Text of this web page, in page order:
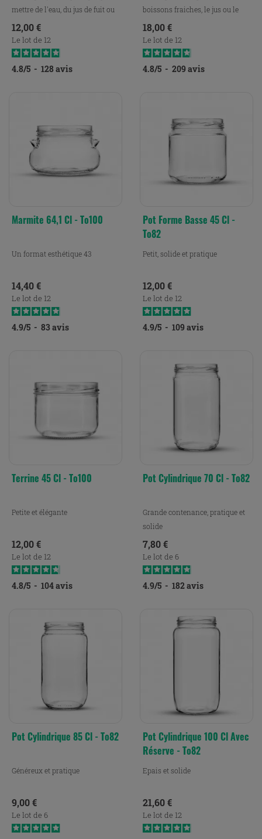
mettre de l'eau, du jus de fuit ou
du lait.
Prix
12,00 €
Le lot de 12
4.8/5 - 128 avis
boissons fraiches, le jus ou le
lait.
Prix
18,00 €
Le lot de 12
4.8/5 - 209 avis
Marmite 64,1 Cl - To100
Un format esthétique 43
Prix
14,40 €
Le lot de 12
4.9/5 - 83 avis
Pot Forme Basse 45 Cl -
To82
Petit, solide et pratique
Prix
12,00 €
Le lot de 12
4.9/5 - 109 avis
Terrine 45 Cl - To100
Petite et élégante
Prix
12,00 €
Le lot de 12
4.8/5 - 104avis
Pot Cylindrique 70 Cl - To82
Grande contenance, pratique et
solide
Prix
7,80 €
Le lot de 6
4.9/5 - 182avis
Pot Cylindrique 85 Cl - To82
Généreux et pratique
Prix
9,00 €
Le lot de 6
Pot Cylindrique 100 Cl Avec
Réserve - To82
Epais et solide
Prix
21,60 €
Le lot de 12